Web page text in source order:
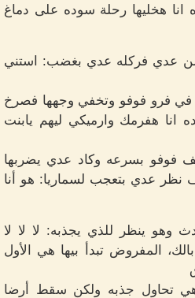
هخليها رحلة سوده على دماغ
من عدي فركله عدي بغضب: استني
في فرو فوفو وتخفي وجهها فصرخ
انا هفرمك وارميكي ليهم يابنت
فوفو بسرعه وكاد عدي يضربها
نظر عدي بتعجب لسماريا: هو أنا
وهو ينظر للذي يجذبه: لا لا لا
المفروض تبدأ بيها هي الأول
تحاول جذبه ولكن سقط أرضا